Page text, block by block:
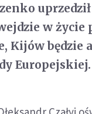
w życie
będzie
Europejskiej.